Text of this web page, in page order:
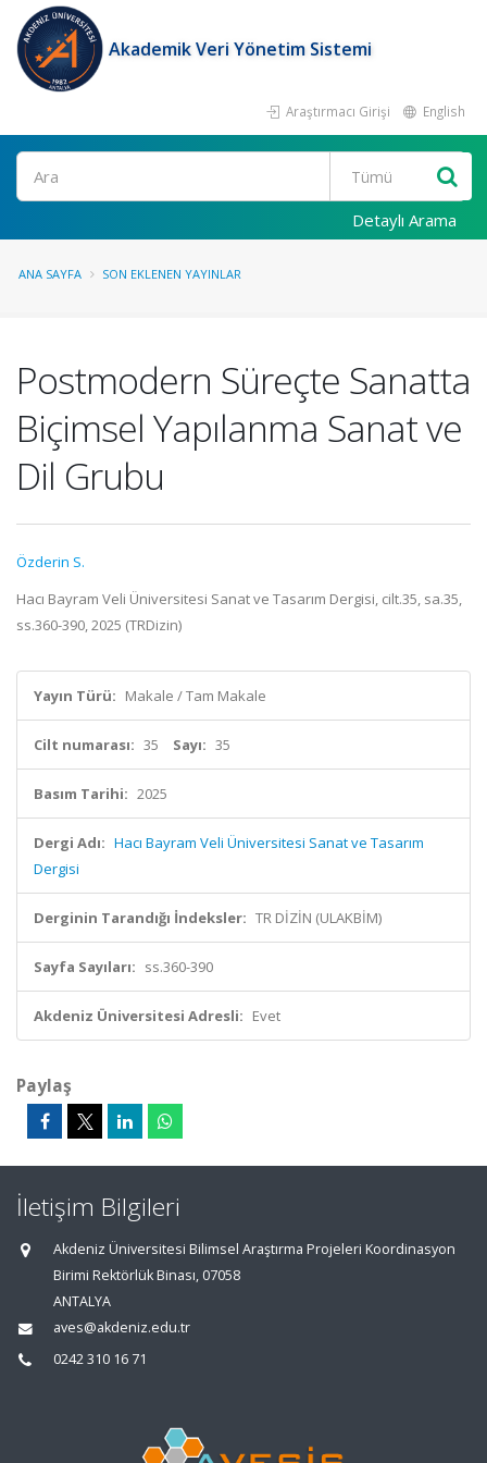
Akademik Veri Yönetim Sistemi
Araştırmacı Girişi English
Ara
Detaylı Arama
ANA SAYFA SON EKLENEN YAYINLAR
Postmodern Süreçte Sanatta
Biçimsel Yapılanma Sanat ve
Dil Grubu
Özderin S.
Hacı Bayram Veli Üniversitesi Sanat ve Tasarım Dergisi, cilt.35, sa.35,
ss.360-390, 2025 (TRDizin)
Yayın Türü: Makale / Tam Makale
Cilt numarası: 35 Sayı: 35
Basım Tarihi: 2025
Dergi Adı: Hacı Bayram Veli Üniversitesi Sanat ve Tasarım
Dergisi
Derginin Tarandığı İndeksler: TR DİZİN (ULAKBİM)
Sayfa Sayıları: ss.360-390
Akdeniz Üniversitesi Adresli: Evet
Paylaş
İletişim Bilgileri
Akdeniz Üniversitesi Bilimsel Araştırma Projeleri Koordinasyon
Birimi Rektörlük Binası, 07058
ANTALYA
aves@akdeniz.edu.tr
0242 310 16 71